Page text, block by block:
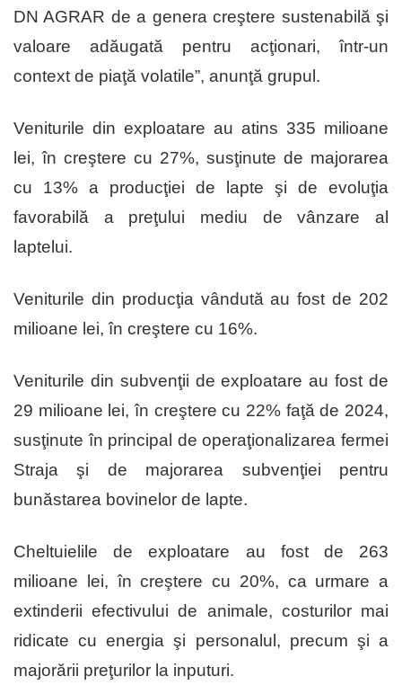
DN AGRAR de a genera creştere sustenabilă şi
valoare adăugată pentru acţionari, într-un
context de piaţă volatile”, anunţă grupul.
Veniturile din exploatare au atins 335 milioane
lei, în creştere cu 27%, susţinute de majorarea
cu 13% a producţiei de lapte şi de evoluţia
favorabilă a preţului mediu de vânzare al
laptelui.
Veniturile din producţia vândută au fost de 202
milioane lei, în creştere cu 16%.
Veniturile din subvenţii de exploatare au fost de
29 milioane lei, în creştere cu 22% faţă de 2024,
susţinute în principal de operaţionalizarea fermei
Straja şi de majorarea subvenţiei pentru
bunăstarea bovinelor de lapte.
Cheltuielile de exploatare au fost de 263
milioane lei, în creştere cu 20%, ca urmare a
extinderii efectivului de animale, costurilor mai
ridicate cu energia şi personalul, precum şi a
majorării preţurilor la inputuri.